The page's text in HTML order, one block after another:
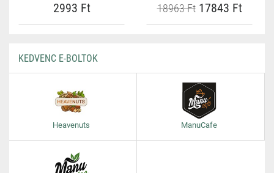
2993 Ft 18963 Ft17843 Ft
KEDVENC E-BOLTOK
Heavenuts ManuCafe